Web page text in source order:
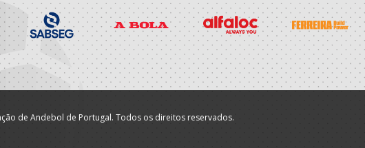
de Andebol de Portugal. Todos os direitos reservados.